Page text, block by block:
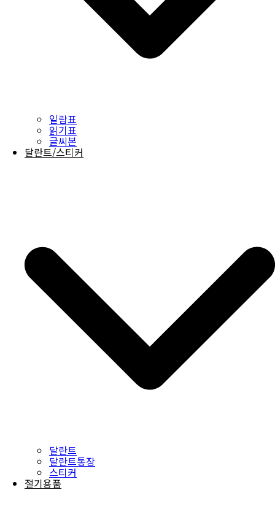
일람표
읽기표
글씨본
달란트/스티커
달란트
달란트통장
스티커
절기용품